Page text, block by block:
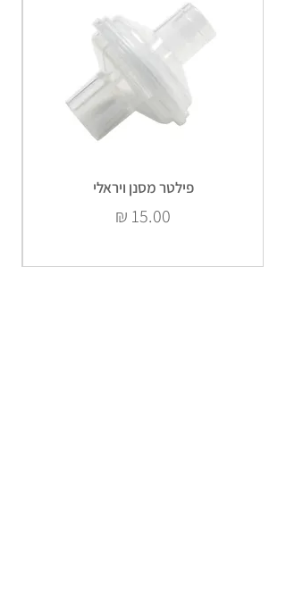
פילטר מסנן ויראלי
מחיר